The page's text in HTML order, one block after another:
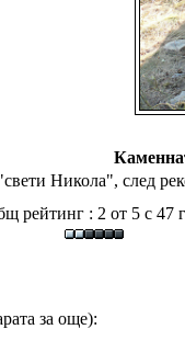
Никола", след
рейтинг : 2 от 5 с 47
за още):